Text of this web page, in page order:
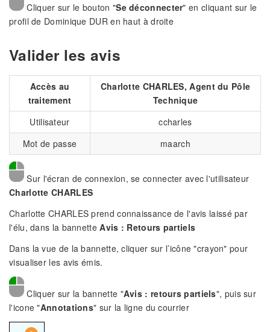
Cliquer sur le bouton "Se déconnecter" en cliquant sur le
profil de Dominique DUR en haut à droite
Valider les avis
Accès au
traitement
Charlotte CHARLES, Agent du Pôle
Technique
Utilisateur
ccharles
Mot de passe
maarch
Sur l'écran de connexion, se connecter avec l'utilisateur
Charlotte CHARLES
Charlotte CHARLES prend connaissance de l'avis laissé par
l'élu, dans la bannetteAvis : Retours partiels
Dans la vue de la bannette, cliquer sur l’icône "crayon" pour
visualiser les avis émis.
Cliquer sur la bannette "Avis : retours partiels", puis sur
l'icone "Annotations" sur la ligne du courrier